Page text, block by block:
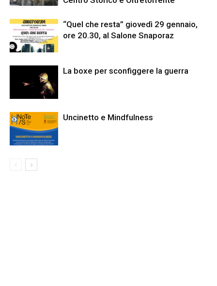
“Quel che resta” giovedì 29 gennaio,
ore 20.30, al Salone Snaporaz
La boxe per sconfiggere la guerra
Uncinetto e Mindfulness